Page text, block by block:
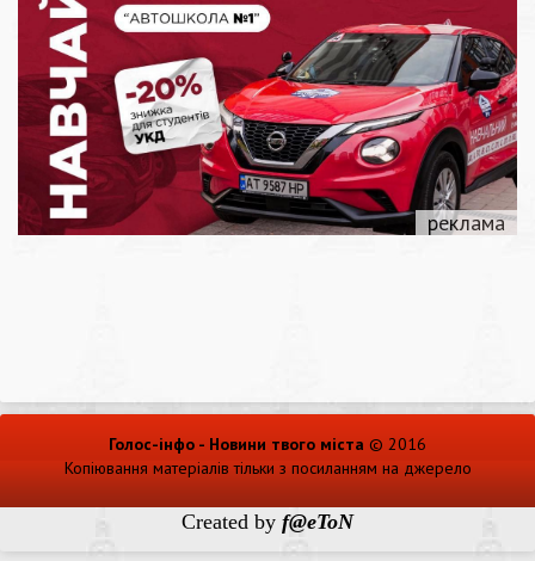
Голос-інфо - Новини твого міста © 2016
Копіювання матеріалів тільки з посиланням на джерело
Created by f@eToN